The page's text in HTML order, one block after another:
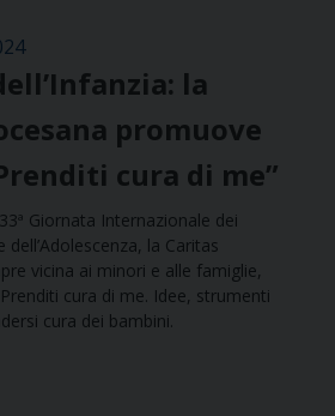
la
promuove
cura di me”
Giornata Internazionale dei
dell’Adolescenza, la Caritas
vicina ai minori e alle famiglie,
cura di me. Idee, strumenti
cura dei bambini.